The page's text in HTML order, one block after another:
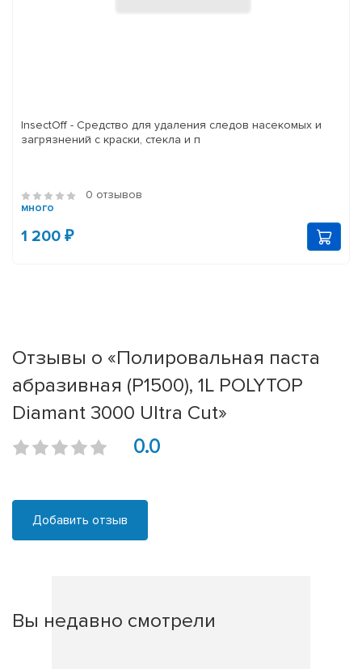
InsectOff - Средство для удаления следов насекомых и
загрязнений с краски, стекла и п
0 отзывов
много
1 200 ₽
Отзывы о «Полировальная паста
абразивная (P1500), 1L POLYTOP
Diamant 3000 Ultra Cut»
0.0
Добавить отзыв
Вы недавно смотрели